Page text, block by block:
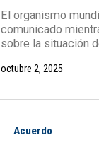
El organismo
comunicado
sobre la situación
octubre 2, 2025
Acuerdo